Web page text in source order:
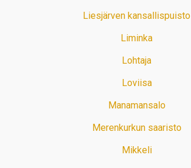
Liesjärven kansallispuisto
Liminka
Lohtaja
Loviisa
Manamansalo
Merenkurkun saaristo
Mikkeli